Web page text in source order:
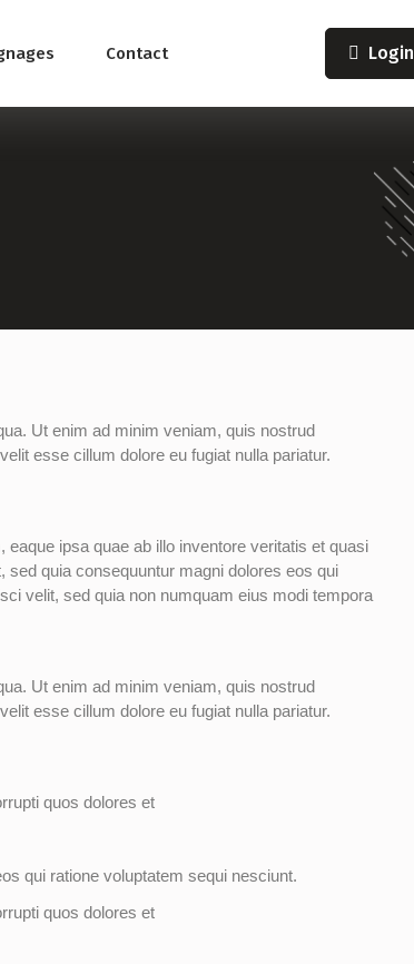
Contact Login
Ut enim ad minim veniam, quis nostrud
esse cillum dolore eu fugiat nulla pariatur.
ipsa quae ab illo inventore veritatis et quasi
quia consequuntur magni dolores eos qui
velit, sed quia non numquam eius modi tempora
Ut enim ad minim veniam, quis nostrud
esse cillum dolore eu fugiat nulla pariatur.
quos dolores et
qui ratione voluptatem sequi nesciunt.
quos dolores et